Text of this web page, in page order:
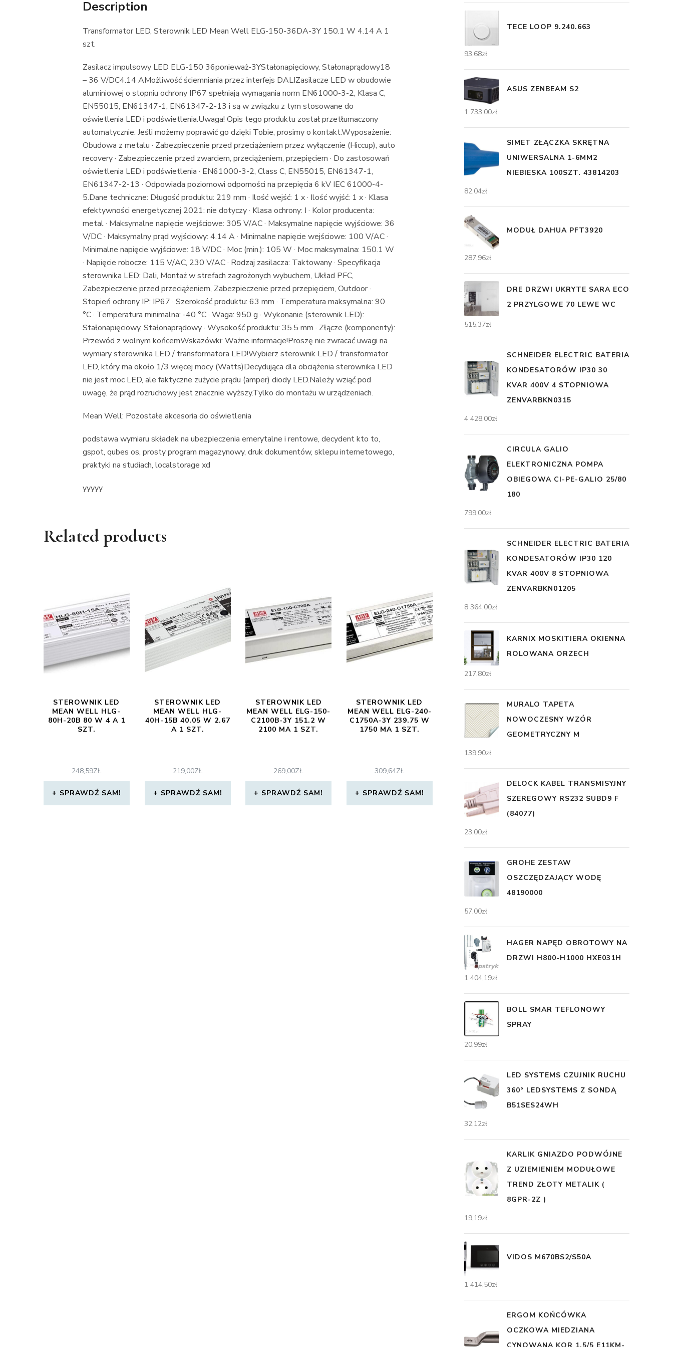
Description
Transformator LED, Sterownik LED Mean Well ELG-150-36DA-3Y 150.1 W 4.14 A 1
szt.
Zasilacz impulsowy LED ELG-150 36ponieważ-3YStałonapięciowy, Stałonaprądowy18
– 36 V/DC4.14 AMożliwość ściemniania przez interfejs DALIZasilacze LED w obudowie
aluminiowej o stopniu ochrony IP67 spełniają wymagania norm EN61000-3-2, Klasa C,
EN55015, EN61347-1, EN61347-2-13 i są w związku z tym stosowane do
oświetlenia LED i podświetlenia.Uwaga! Opis tego produktu został przetłumaczony
automatycznie. Jeśli możemy poprawić go dzięki Tobie, prosimy o kontakt.Wyposażenie:
Obudowa z metalu · Zabezpieczenie przed przeciążeniem przez wyłączenie (Hiccup), auto
recovery · Zabezpieczenie przed zwarciem, przeciążeniem, przepięciem · Do zastosowań
oświetlenia LED i podświetlenia · EN61000-3-2, Class C, EN55015, EN61347-1,
EN61347-2-13 · Odpowiada poziomowi odporności na przepięcia 6 kV IEC 61000-4-
5.Dane techniczne: Długość produktu: 219 mm · Ilość wejść: 1 x · Ilość wyjść: 1 x · Klasa
efektywności energetycznej 2021: nie dotyczy · Klasa ochrony: I · Kolor producenta:
metal · Maksymalne napięcie wejściowe: 305 V/AC · Maksymalne napięcie wyjściowe: 36
V/DC · Maksymalny prąd wyjściowy: 4.14 A · Minimalne napięcie wejściowe: 100 V/AC ·
Minimalne napięcie wyjściowe: 18 V/DC · Moc (min.): 105 W · Moc maksymalna: 150.1 W
· Napięcie robocze: 115 V/AC, 230 V/AC · Rodzaj zasilacza: Taktowany · Specyfikacja
sterownika LED: Dali, Montaż w strefach zagrożonych wybuchem, Układ PFC,
Zabezpieczenie przed przeciążeniem, Zabezpieczenie przed przepięciem, Outdoor ·
Stopień ochrony IP: IP67 · Szerokość produktu: 63 mm · Temperatura maksymalna: 90
°C · Temperatura minimalna: -40 °C · Waga: 950 g · Wykonanie (sterownik LED):
Stałonapięciowy, Stałonaprądowy · Wysokość produktu: 35.5 mm · Złącze (komponenty):
Przewód z wolnym końcemWskazówki: Ważne informacje!Proszę nie zwracać uwagi na
wymiary sterownika LED / transformatora LED!Wybierz sterownik LED / transformator
LED, który ma około 1/3 więcej mocy (Watts)Decydująca dla obciążenia sterownika LED
nie jest moc LED, ale faktyczne zużycie prądu (amper) diody LED.Należy wziąć pod
uwagę, że prąd rozruchowy jest znacznie wyższy.Tylko do montażu w urządzeniach.
Mean Well: Pozostałe akcesoria do oświetlenia
podstawa wymiaru składek na ubezpieczenia emerytalne i rentowe, decydent kto to,
gspot, qubes os, prosty program magazynowy, druk dokumentów, sklepu internetowego,
praktyki na studiach, localstorage xd
yyyyy
Related products
STEROWNIK LED
MEAN WELL HLG-
80H-20B 80 W 4 A 1
SZT.
248,59ZŁ
SPRAWDŹ SAM!
STEROWNIK LED
MEAN WELL HLG-
40H-15B 40.05 W 2.67
A 1 SZT.
219,00ZŁ
SPRAWDŹ SAM!
STEROWNIK LED
MEAN WELL ELG-150-
C2100B-3Y 151.2 W
2100 MA 1 SZT.
269,00ZŁ
SPRAWDŹ SAM!
STEROWNIK LED
MEAN WELL ELG-240-
C1750A-3Y 239.75 W
1750 MA 1 SZT.
309,64ZŁ
SPRAWDŹ SAM!
TECE LOOP 9.240.663
93,68zł
ASUS ZENBEAM S2
1 733,00zł
SIMET ZŁĄCZKA SKRĘTNA
UNIWERSALNA 1-6MM2
NIEBIESKA 100SZT. 43814203
82,04zł
MODUŁ DAHUA PFT3920
287,96zł
DRE DRZWI UKRYTE SARA ECO
2 PRZYLGOWE 70 LEWE WC
515,37zł
SCHNEIDER ELECTRIC BATERIA
KONDESATORÓW IP30 30
KVAR 400V 4 STOPNIOWA
ZENVARBKN0315
4 428,00zł
CIRCULA GALIO
ELEKTRONICZNA POMPA
OBIEGOWA CI-PE-GALIO 25/80
180
799,00zł
SCHNEIDER ELECTRIC BATERIA
KONDESATORÓW IP30 120
KVAR 400V 8 STOPNIOWA
ZENVARBKN01205
8 364,00zł
KARNIX MOSKITIERA OKIENNA
ROLOWANA ORZECH
217,80zł
MURALO TAPETA
NOWOCZESNY WZÓR
GEOMETRYCZNY M
139,90zł
DELOCK KABEL TRANSMISYJNY
SZEREGOWY RS232 SUBD9 F
(84077)
23,00zł
GROHE ZESTAW
OSZCZĘDZAJĄCY WODĘ
48190000
57,00zł
HAGER NAPĘD OBROTOWY NA
DRZWI H800-H1000 HXE031H
1 404,19zł
BOLL SMAR TEFLONOWY
SPRAY
20,99zł
LED SYSTEMS CZUJNIK RUCHU
360° LEDSYSTEMS Z SONDĄ
B51SES24WH
32,12zł
KARLIK GNIAZDO PODWÓJNE
Z UZIEMIENIEM MODUŁOWE
TREND ZŁOTY METALIK (
8GPR-2Z )
19,19zł
VIDOS M670BS2/S50A
1 414,50zł
ERGOM KOŃCÓWKA
OCZKOWA MIEDZIANA
CYNOWANA KOR 1,5/5 E11KM-